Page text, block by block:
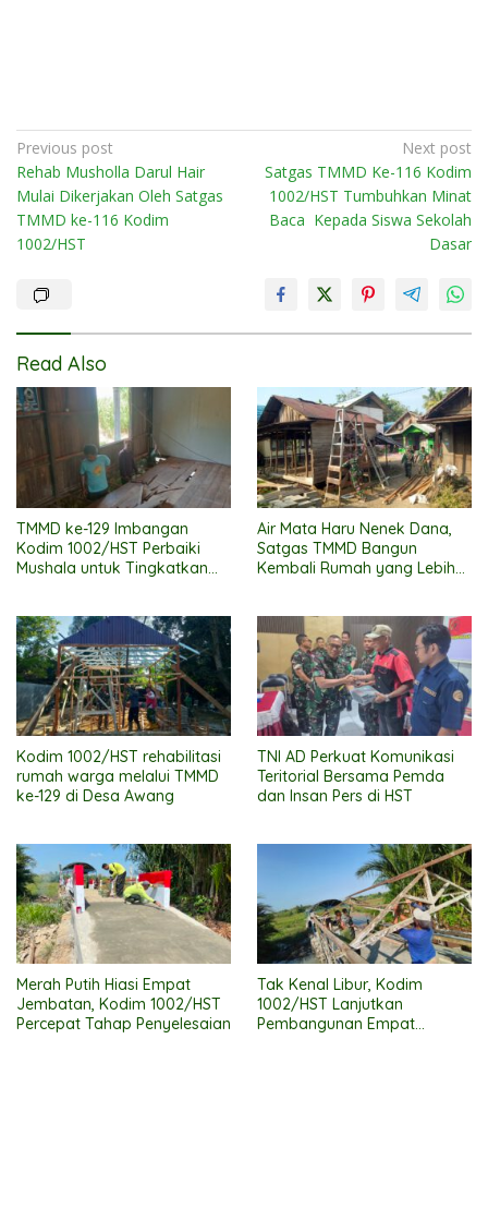
Post
navigation
Previous post
Rehab Musholla Darul Hair
Mulai Dikerjakan Oleh Satgas
TMMD ke-116 Kodim
1002/HST
Next post
Satgas TMMD Ke-116 Kodim
1002/HST Tumbuhkan Minat
Baca Kepada Siswa Sekolah
Dasar
Read Also
TMMD ke-129 Imbangan
Kodim 1002/HST Perbaiki
Mushala untuk Tingkatkan
Air Mata Haru Nenek Dana,
Satgas TMMD Bangun
Kembali Rumah yang Lebih
Kodim 1002/HST rehabilitasi
rumah warga melalui TMMD
ke-129 di Desa Awang
TNI AD Perkuat Komunikasi
Teritorial Bersama Pemda
dan Insan Pers di HST
Merah Putih Hiasi Empat
Jembatan, Kodim 1002/HST
Percepat Tahap Penyelesaian
Tak Kenal Libur, Kodim
1002/HST Lanjutkan
Pembangunan Empat